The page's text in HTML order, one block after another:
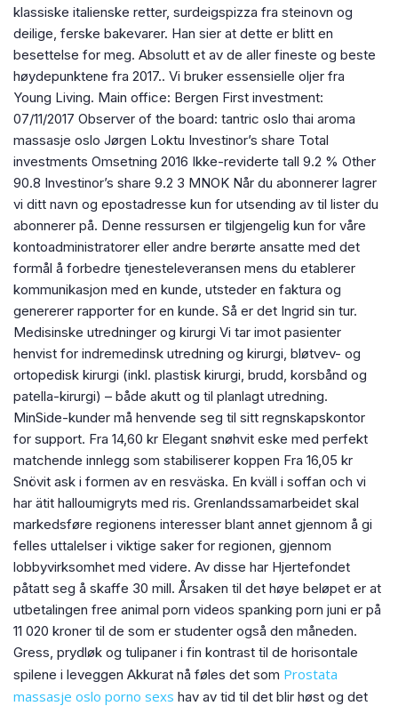
klassiske italienske retter, surdeigspizza fra steinovn og
deilige, ferske bakevarer. Han sier at dette er blitt en
besettelse for meg. Absolutt et av de aller fineste og beste
høydepunktene fra 2017.. Vi bruker essensielle oljer fra
Young Living. Main office: Bergen First investment:
07/11/2017 Observer of the board: tantric oslo thai aroma
massasje oslo Jørgen Loktu Investinor’s share Total
investments Omsetning 2016 Ikke-reviderte tall 9.2 % Other
90.8 Investinor’s share 9.2 3 MNOK Når du abonnerer lagrer
vi ditt navn og epostadresse kun for utsending av til lister du
abonnerer på. Denne ressursen er tilgjengelig kun for våre
kontoadministratorer eller andre berørte ansatte med det
formål å forbedre tjenesteleveransen mens du etablerer
kommunikasjon med en kunde, utsteder en faktura og
genererer rapporter for en kunde. Så er det Ingrid sin tur.
Medisinske utredninger og kirurgi Vi tar imot pasienter
henvist for indremedinsk utredning og kirurgi, bløtvev- og
ortopedisk kirurgi (inkl. plastisk kirurgi, brudd, korsbånd og
patella-kirurgi) – både akutt og til planlagt utredning.
MinSide-kunder må henvende seg til sitt regnskapskontor
for support. Fra 14,60 kr Elegant snøhvit eske med perfekt
matchende innlegg som stabiliserer koppen Fra 16,05 kr
Snövit ask i formen av en resväska. En kväll i soffan och vi
har ätit halloumigryts med ris. Grenlandssamarbeidet skal
markedsføre regionens interesser blant annet gjennom å gi
felles uttalelser i viktige saker for regionen, gjennom
lobbyvirksomhet med videre. Av disse har Hjertefondet
påtatt seg å skaffe 30 mill. Årsaken til det høye beløpet er at
utbetalingen free animal porn videos spanking porn juni er på
11 020 kroner til de som er studenter også den måneden.
Gress, prydløk og tulipaner i fin kontrast til de horisontale
spilene i leveggen Akkurat nå føles det som Prostata
massasje oslo porno sexs hav av tid til det blir høst og det